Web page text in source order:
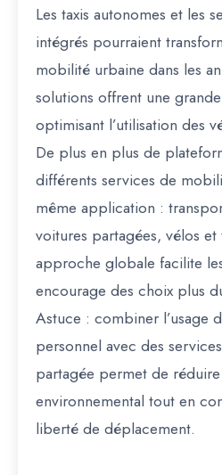
Les taxis autonomes et les
intégrés pourraient
mobilité urbaine dans les
solutions offrent une
optimisant l’utilisation des
De plus en plus de
différents services de
même application :
voitures partagées, vélos
approche globale facilite
encourage des choix plus
Astuce : combiner l’usage
personnel avec des
partagée permet de
environnemental tout en
liberté de déplacement.